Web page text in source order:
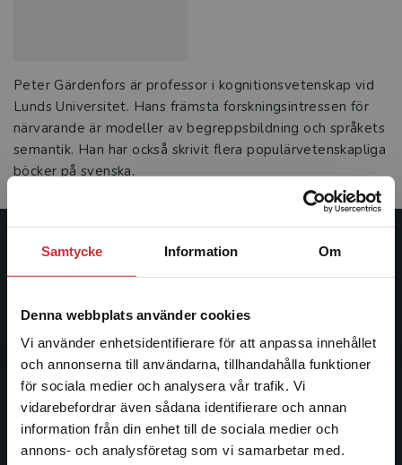
Samtycke Information Om
Denna webbplats använder cookies
Vi använder enhetsidentifierare för att anpassa innehållet
och annonserna till användarna, tillhandahålla funktioner
för sociala medier och analysera vår trafik. Vi
vidarebefordrar även sådana identifierare och annan
information från din enhet till de sociala medier och
annons- och analysföretag som vi samarbetar med.
Begränsad fraktregion
Peter Gärdenfors är professor i kognitionsvetenskap vid
Lunds Universitet. Hans främsta forskningsintressen för
närvarande är modeller av begreppsbildning och språkets
semantik. Han har också skrivit flera populärvetenskapliga
böcker på svenska.
Studentlitteratur
ledande utbildningsförlag. Med läromedel, kurslitteratur,
facklitteratur, utbildningar och digitala
informationstjänster i utbudet, finns Studentlitteratur med
längs hela kunskapsresan.
Kontakta oss